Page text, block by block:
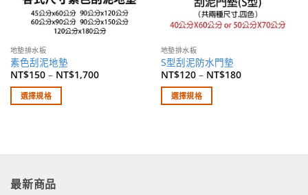
地墊排水板
素色刮泥地墊
NT$150– NT$1,700
選擇規格
有
種
地墊排水板
S型刮泥防水門墊
NT$120– NT$180
選擇規格
有
最新商品